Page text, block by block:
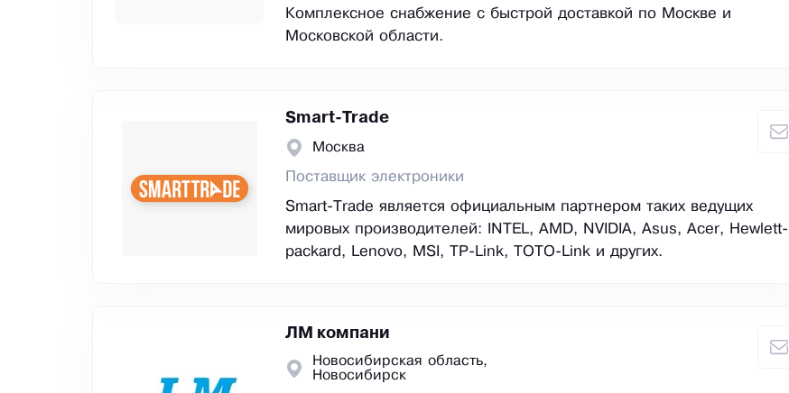
Комплексное снабжение с быстрой доставкой по Москве и
Московской области.
Smart-Trade
Москва
Поставщик электроники
Smart-Trade является официальным партнером таких ведущих
мировых производителей: INTEL, AMD, NVIDIA, Asus, Acer, Hewlett-
packard, Lenovo, MSI, TP-Link, TOTO-Link и других.
ЛМ компани
Новосибирская область,
Новосибирск